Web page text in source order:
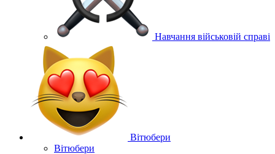
Навчання військовій справі
Вітюбери
Вітюбери